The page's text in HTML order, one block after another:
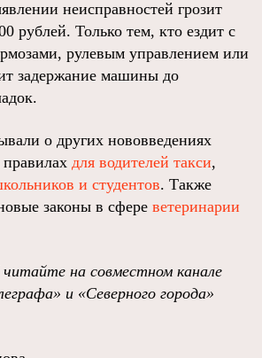
неисправностей грозит
рублей. Только тем, кто ездит с
рулевым управлением или
задержание машины до
о других нововведениях
для водителей такси,
и студентов. Также
законы в сфере ветеринарии
на совместном канале
и «Северного города»